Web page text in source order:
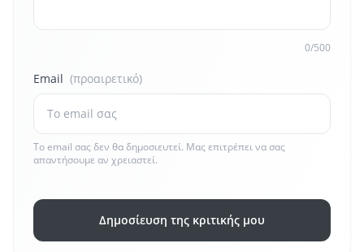
0/500
Email (προαιρετικό)
Το email σας δεν θα δημοσιευτεί. Μας επιτρέπει να σας
απαντήσουμε αν χρειαστεί.
Δημοσίευση της κριτικής μου